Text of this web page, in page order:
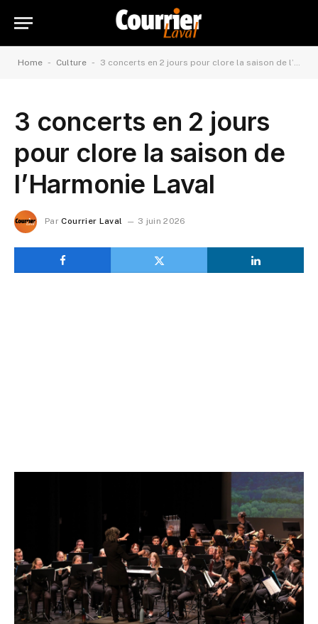
Home - Culture - 3 concerts en 2 jours pour clore la saison de l’Harmonie Laval
3 concerts en 2 jours
pour clore la saison de
l’Harmonie Laval
Par Courrier Laval 3 juin 2026